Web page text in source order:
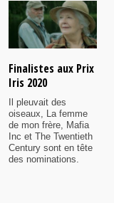
Finalistes aux Prix
Iris 2020
Il pleuvait des
oiseaux, La femme
de mon frère, Mafia
Inc et The Twentieth
Century sont en tête
des nominations.